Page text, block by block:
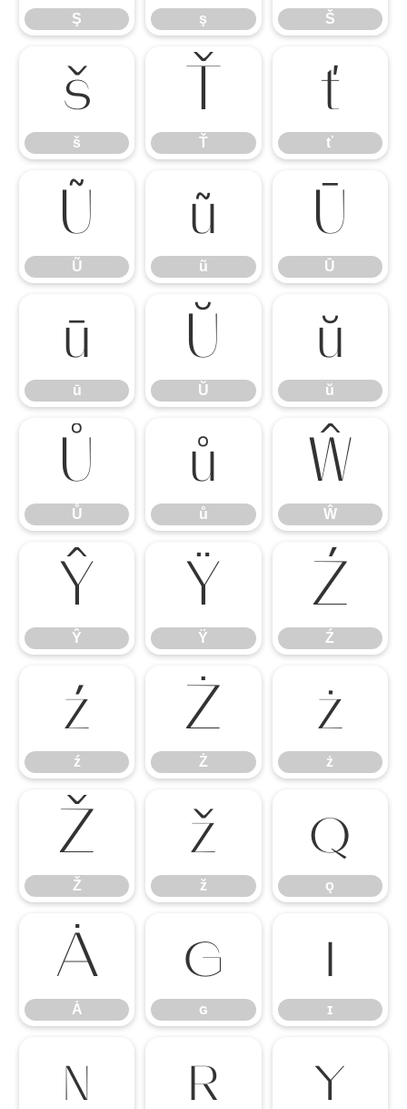
Ş ş Š
š
š Ť
ť
ť
Ũ
Ũ
ũ
ũ
Ū
Ū
ū
ū
Ŭ
Ŭ
ŭ
ŭ
Ů
Ů
ů
ů
Ŵ
Ŵ
Ŷ
Ŷ
Ÿ
Ÿ
Ź
Ź
ź
ź
Ż
Ż
ż
ż
Ž
Ž
ž
ž
ǫ
ǫ
Ȧ
Ȧ
ɢ
ɢ
ɪ
ɪ
ɴ ʀ ʏ